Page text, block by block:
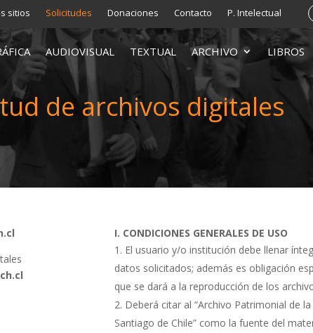
sitios Solicitudes Donaciones Contacto P. Intelectual
AUDIOVISUAL TEXTUAL ARCHIVO LIBROS
de archivos digitales
I. CONDICIONES GENERALES DE USO
El usuario y/o institución debe llenar
datos solicitados; además es obligación
que se dará a la reproducción de los
Deberá citar al “Archivo Patrimonial de
Santiago de Chile” como la fuente del